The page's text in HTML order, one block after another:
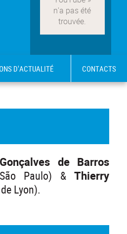
D'ACTUALITÉ CONTACTS
de Barros
Paulo) & Thierry
Lyon).